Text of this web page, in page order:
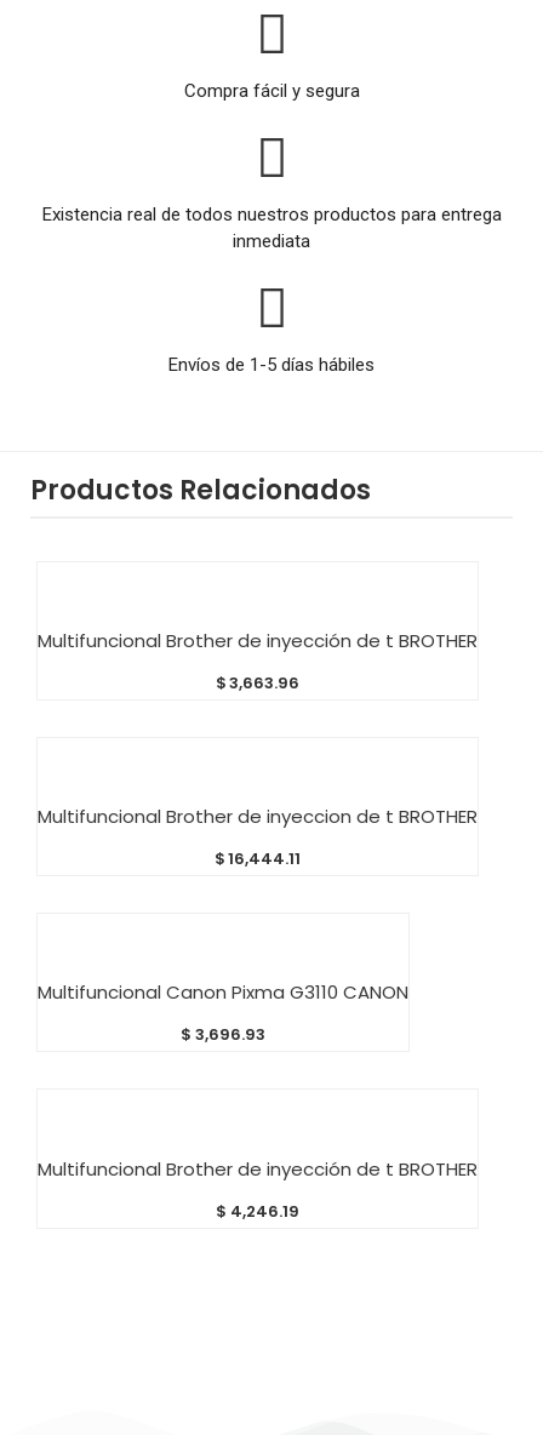
Compra fácil y segura
Existencia real de todos nuestros productos para entrega
inmediata
Envíos de 1-5 días hábiles
Productos Relacionados
Multifuncional Brother de inyección de t BROTHER
$3,663.96
Multifuncional Brother de inyeccion de t BROTHER
$16,444.11
Multifuncional Canon Pixma G3110 CANON
$ 3,696.93
Multifuncional Brother de inyección de t BROTHER
$ 4,246.19